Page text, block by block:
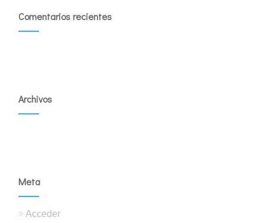
Comentarios recientes
Archivos
Meta
Acceder